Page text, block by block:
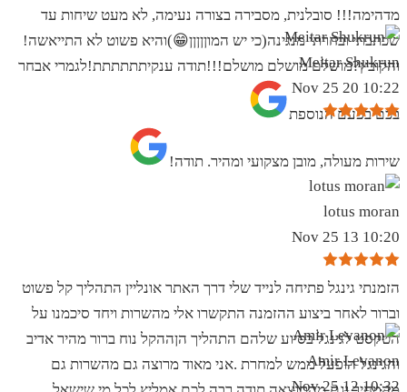
מדהימה!!! סובלנית, מסבירה בצורה נעימה, לא מעט שיחות עד
שכתבתי ובחרתי מנגינה(כי יש המוןןןןן😁)והיא פשוט לא התייאשה!
והקובץ?מושלם מושלם מושלם!!!תודה ענקיתתתתתת!לגמרי אבחר
בכם בפעם הנוספת
Meitar Shukrun
10:22 20 Nov 25
שירות מעולה, מובן מצקועי ומהיר. תודה!
lotus moran
10:20 13 Nov 25
הזמנתי גינגל פתיחה לנייד שלי דרך האתר אונליין התהליך קל פשוט
וברור לאחר ביצוע ההזמנה התקשרו אלי מהשרות ויחד סיכמנו על
הטקסט לגינגל בסיוע שלהם התהליך הןההקל נוח ברור מהיר אדיב
והגינגל הופעל ממש למחרת .אני מאוד מרוצה גם מהשרות גם
Amir Levanon
10:32 12 Nov 25